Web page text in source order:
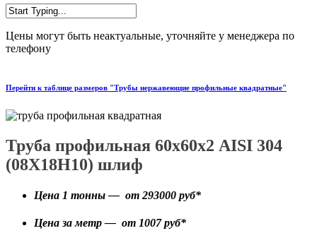
Цены могут быть неактуальные, уточняйте у менеджера по
телефону
Перейти к таблице размеров "Трубы нержавеющие профильные квадратные"
Труба профильная 60х60х2 AISI 304
(08Х18Н10) шлиф
Цена 1 тонны — от 293000 руб*
Цена за метр — от 1007руб*